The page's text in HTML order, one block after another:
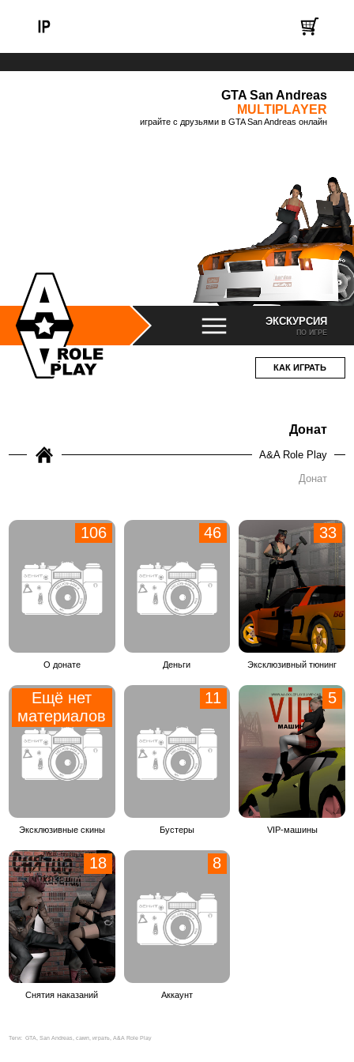
GTA San Andreas
MULTIPLAYER
играйте с друзьями в GTA San Andreas онлайн
ЭКСКУРСИЯ
ПО ИГРЕ
КАК ИГРАТЬ
Донат
A&A Role Play
Донат
106
О донате
46
Деньги
33
Эксклюзивный тюнинг
Ещё нет
материалов
Эксклюзивные скины
11
Бустеры
5
VIP-машины
18
Снятия наказаний
8
Аккаунт
Теги: GTA, San Andreas, самп, играть, A&A Role Play